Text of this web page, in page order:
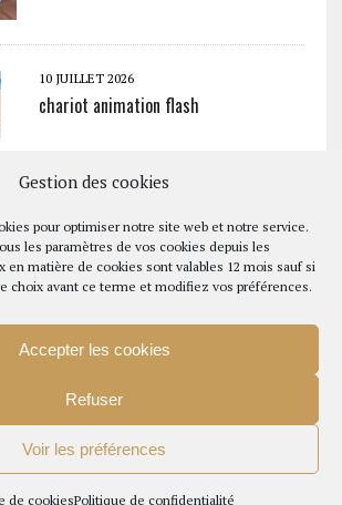
Gestion des cookies
pour optimiser notre site web et notre service.
les paramètres de vos cookies depuis les
en matière de cookies sont valables 12 mois sauf si
choix avant ce terme et modifiez vos préférences.
Accepter les cookies
Refuser
Voir les préférences
de cookiesPolitique de confidentialité
10 JUILLET 2026
chariot animation flash
100 ans de Lucette
10 JUILLET 2026
Tour AURA (Auvergne Rhône Alpes)